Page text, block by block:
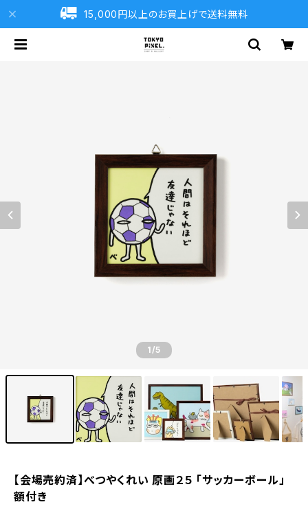
15,000円以上のお買上げで送料無料
1/5
【会場売約済】べつやくれい 原画２５ 「サッカーボール」
額付き